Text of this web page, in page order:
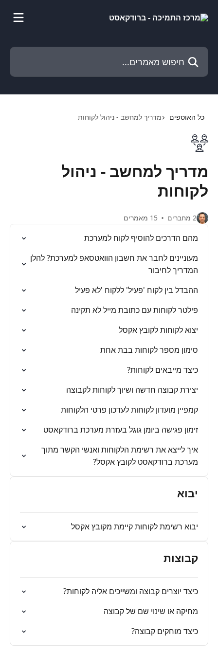
חיפוש מאמרים...
כל האוספים מדריך למחשב - ניהול לקוחות
מדריך למחשב - ניהול
לקוחות
2 מחברים 15 מאמרים
מהם הדרכים להוסיף לקוח למערכת
מעוניינים לחבר את חשבון הוואטסאפ למערכת? להלן
המדריך לחיבור
ההבדל בין לקוח 'פעיל' ללקוח 'לא פעיל
פילטר לקוחות עם כתובת מייל לא תקינה
יצוא לקוחות לקובץ אקסל
סימון מספר לקוחות בבת אחת
כיצד מייבאים לקוחות?
יצירת קבוצה חדשה ושיוך לקוחות לקבוצה
קמפיין מועדון לקוחות לעדכון פרטי הלקוחות
זימון פגישה ביומן גוגל בעזרת מערכת ברודקאסט
איך לייצא את רשימת הלקוחות ואנשי הקשר מתוך
מערכת ברודקאסט לקובץ אקסל?
יבוא
יבוא רשימת לקוחות קיימת מקובץ אקסל
קבוצות
כיצד יוצרים קבוצה ומשייכים אליה לקוחות?
מחיקה או שינוי שם של קבוצה
כיצד מוחקים קבוצה?